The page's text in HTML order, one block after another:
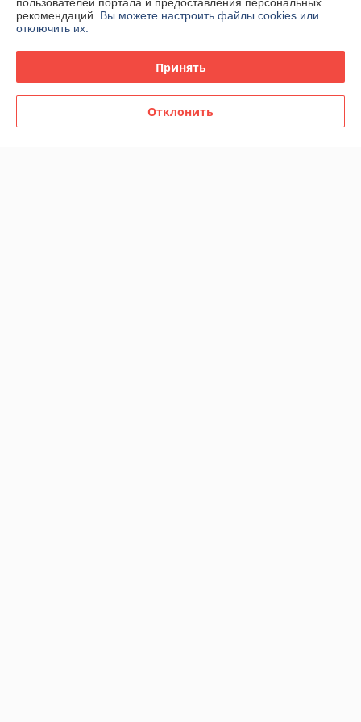
Компания продает на Deal.by
Почтовый адрес: 210036, г. Витебск, а/я 7, Минск, Беларусь
рекомендаций. Вы можете настроить файлы cookies или
отключить их.
Принять
Отклонить